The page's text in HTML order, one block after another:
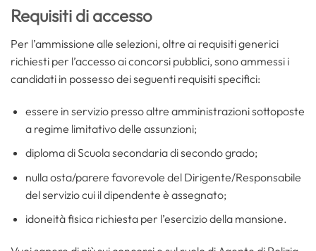
Requisiti di accesso
Per l’ammissione alle selezioni, oltre ai requisiti generici
richiesti per l’accesso ai concorsi pubblici, sono ammessi i
candidati in possesso dei seguenti requisiti specifici:
essere in servizio presso altre amministrazioni sottoposte
a regime limitativo delle assunzioni;
diploma di Scuola secondaria di secondo grado;
nulla osta/parere favorevole del Dirigente/Responsabile
del servizio cui il dipendente è assegnato;
idoneità fisica richiesta per l’esercizio della mansione.